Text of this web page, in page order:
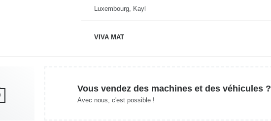
Luxembourg, Kayl
VIVA MAT
Vous vendez des machines et des véhicules ?
Avec nous, c'est possible !